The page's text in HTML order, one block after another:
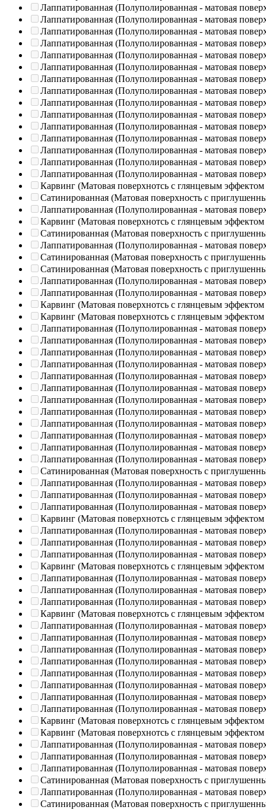
Лаппатированная (Полуполированная - матовая
Лаппатированная (Полуполированная - матовая
Лаппатированная (Полуполированная - матовая
Лаппатированная (Полуполированная - матовая
Лаппатированная (Полуполированная - матовая
Лаппатированная (Полуполированная - матовая
Лаппатированная (Полуполированная - матовая
Лаппатированная (Полуполированная - матовая
Лаппатированная (Полуполированная - матовая
Лаппатированная (Полуполированная - матовая
Лаппатированная (Полуполированная - матовая
Лаппатированная (Полуполированная - матовая
Лаппатированная (Полуполированная - матовая
Лаппатированная (Полуполированная - матовая
Лаппатированная (Полуполированная - матовая
Карвинг (Матовая поверхнотсь с глянцевым эффектом
Сатинированная (Матовая поверхность с
Лаппатированная (Полуполированная - матовая
Карвинг (Матовая поверхнотсь с глянцевым эффектом
Сатинированная (Матовая поверхность с
Лаппатированная (Полуполированная - матовая
Сатинированная (Матовая поверхность с
Сатинированная (Матовая поверхность с
Лаппатированная (Полуполированная - матовая
Лаппатированная (Полуполированная - матовая
Карвинг (Матовая поверхнотсь с глянцевым эффектом
Карвинг (Матовая поверхнотсь с глянцевым эффектом
Лаппатированная (Полуполированная - матовая
Лаппатированная (Полуполированная - матовая
Лаппатированная (Полуполированная - матовая
Лаппатированная (Полуполированная - матовая
Лаппатированная (Полуполированная - матовая
Лаппатированная (Полуполированная - матовая
Лаппатированная (Полуполированная - матовая
Лаппатированная (Полуполированная - матовая
Лаппатированная (Полуполированная - матовая
Лаппатированная (Полуполированная - матовая
Лаппатированная (Полуполированная - матовая
Лаппатированная (Полуполированная - матовая
Сатинированная (Матовая поверхность с
Лаппатированная (Полуполированная - матовая
Лаппатированная (Полуполированная - матовая
Лаппатированная (Полуполированная - матовая
Карвинг (Матовая поверхнотсь с глянцевым эффектом
Лаппатированная (Полуполированная - матовая
Лаппатированная (Полуполированная - матовая
Лаппатированная (Полуполированная - матовая
Карвинг (Матовая поверхнотсь с глянцевым эффектом
Лаппатированная (Полуполированная - матовая
Лаппатированная (Полуполированная - матовая
Лаппатированная (Полуполированная - матовая
Карвинг (Матовая поверхнотсь с глянцевым эффектом
Лаппатированная (Полуполированная - матовая
Лаппатированная (Полуполированная - матовая
Лаппатированная (Полуполированная - матовая
Лаппатированная (Полуполированная - матовая
Лаппатированная (Полуполированная - матовая
Лаппатированная (Полуполированная - матовая
Лаппатированная (Полуполированная - матовая
Лаппатированная (Полуполированная - матовая
Карвинг (Матовая поверхнотсь с глянцевым эффектом
Карвинг (Матовая поверхнотсь с глянцевым эффектом
Лаппатированная (Полуполированная - матовая
Лаппатированная (Полуполированная - матовая
Лаппатированная (Полуполированная - матовая
Сатинированная (Матовая поверхность с
Лаппатированная (Полуполированная - матовая
Сатинированная (Матовая поверхность с